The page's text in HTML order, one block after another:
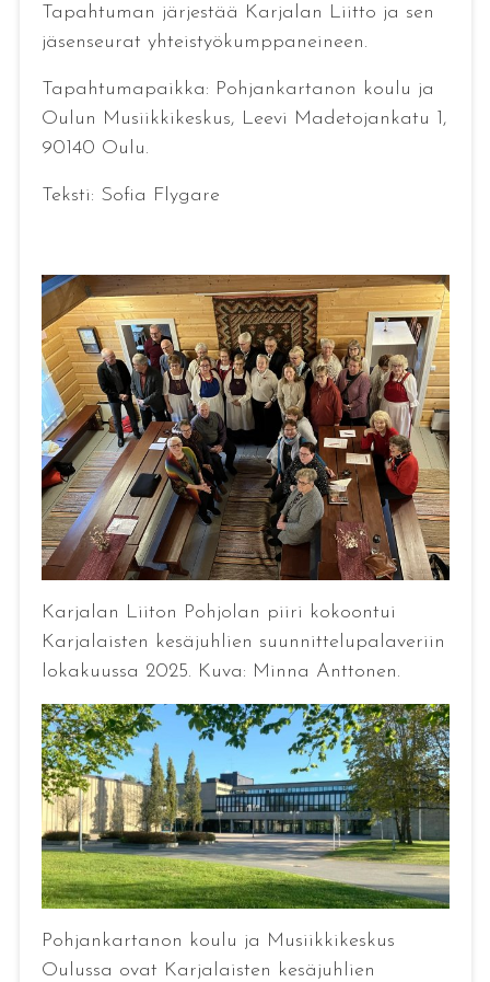
Tapahtuman järjestää Karjalan Liitto ja sen
jäsenseurat yhteistyökumppaneineen.
Tapahtumapaikka: Pohjankartanon koulu ja
Oulun Musiikkikeskus, Leevi Madetojankatu 1,
90140 Oulu.
Teksti: Sofia Flygare
Karjalan Liiton Pohjolan piiri kokoontui
Karjalaisten kesäjuhlien suunnittelupalaveriin
lokakuussa 2025. Kuva: Minna Anttonen.
Pohjankartanon koulu ja Musiikkikeskus
Oulussa ovat Karjalaisten kesäjuhlien